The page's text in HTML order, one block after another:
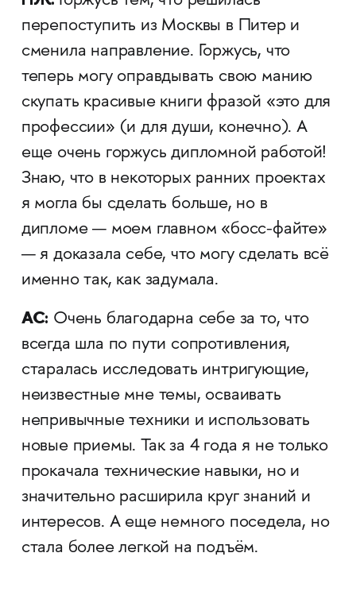
перепоступить из Москвы в Питер и
сменила направление. Горжусь, что
теперь могу оправдывать свою манию
скупать красивые книги фразой «это для
профессии» (и для души, конечно). А
еще очень горжусь дипломной работой!
Знаю, что в некоторых ранних проектах
я могла бы сделать больше, но в
дипломе — моем главном «босс-файте»
— я доказала себе, что могу сделать всё
именно так, как задумала.
АС: Очень благодарна себе за то, что
всегда шла по пути сопротивления,
старалась исследовать интригующие,
неизвестные мне темы, осваивать
непривычные техники и использовать
новые приемы. Так за 4 года я не только
прокачала технические навыки, но и
значительно расширила круг знаний и
интересов. А еще немного поседела, но
стала более легкой на подъём.